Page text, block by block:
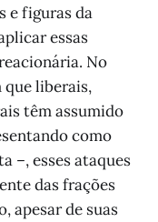
e figuras da
essas
No
que liberais,
têm assumido
como
–, esses ataques
das frações
apesar de suas